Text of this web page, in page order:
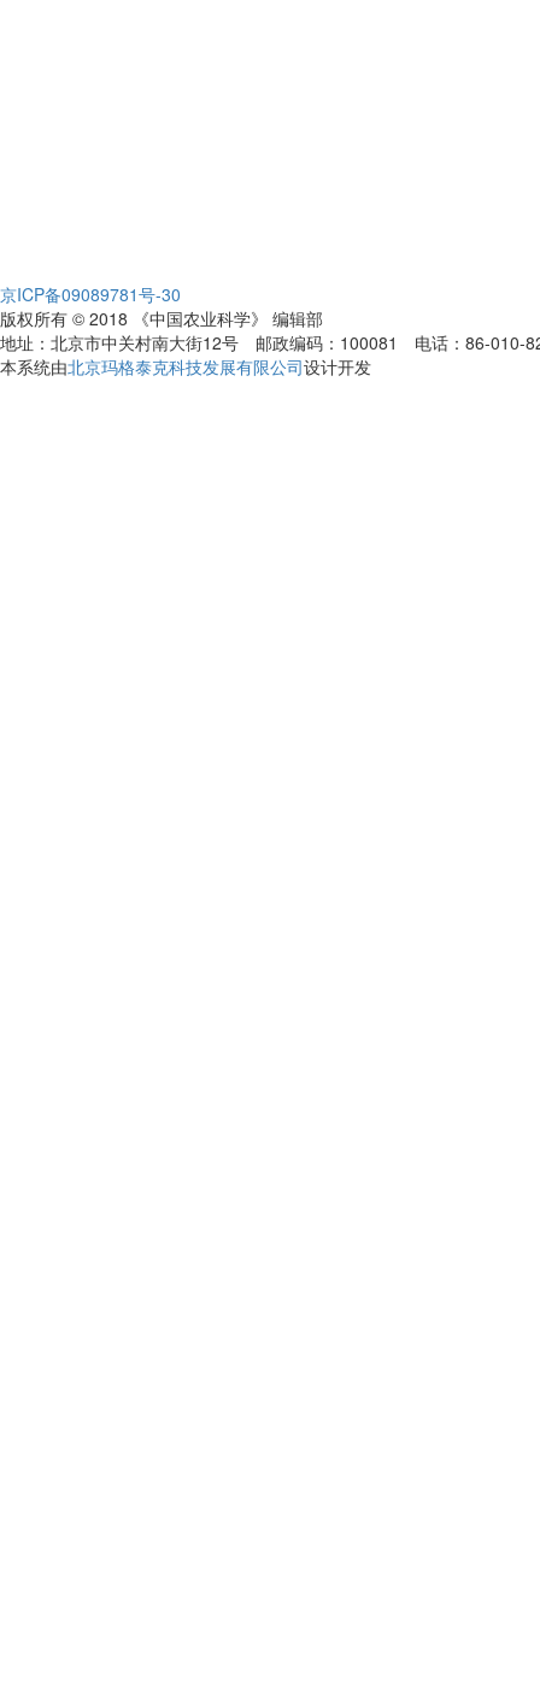
京ICP备09089781号-30
版权所有 © 2018 《中国农业科学》 编辑部
地址：北京市中关村南大街12号 邮政编码：100081 电话：86-010-
本系统由北京玛格泰克科技发展有限公司设计开发